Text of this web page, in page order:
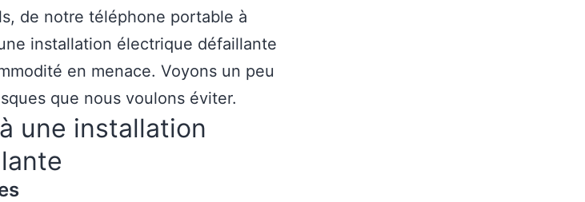
de notre téléphone portable à
installation électrique défaillante
en menace. Voyons un peu
que nous voulons éviter.
une installation